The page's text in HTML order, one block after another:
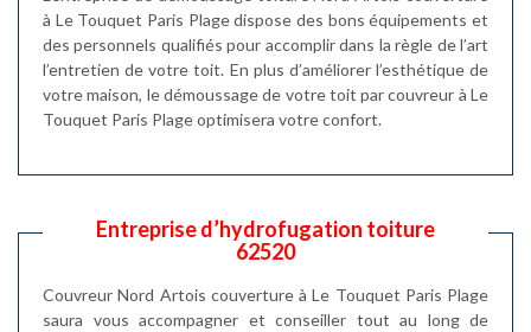
à Le Touquet Paris Plage dispose des bons équipements et
des personnels qualifiés pour accomplir dans la règle de l’art
l’entretien de votre toit. En plus d’améliorer l’esthétique de
votre maison, le démoussage de votre toit par couvreur à Le
Touquet Paris Plage optimisera votre confort.
Entreprise d’hydrofugation toiture
62520
Couvreur Nord Artois couverture à Le Touquet Paris Plage
saura vous accompagner et conseiller tout au long de